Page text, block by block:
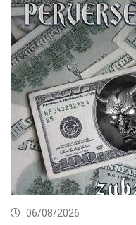
06/08/2026